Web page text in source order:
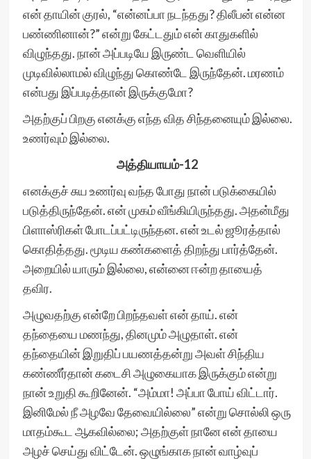
என் தாயின் குரல், “என்னப்பா நடந்தது? திலீபன் என்ன
பண்ணினான்?” என்று கேட்டதும் என் காதுகளில்
விழுந்தது. நான் அப்படியே இருண்ட வெளியில்
முடிவில்லாமல் விழுந்து கொண்டே இருந்தேன். மரணம்
என்பது இப்படித்தான் இருக்குமோ?
அதற்குப் பிறகு எனக்கு எந்த வித சிந்தனையும் இல்லை.
உணர்வும் இல்லை.
அத்தியாயம்-12
எனக்குச் சுய உணர்வு வந்த போது நான் படுக்கையில்
படுத்திருந்தேன். என் முகம் வீங்கியிருந்தது. அதன்மீது
பிளாஸ்ரிகள் போடப்பட்டிருந்தன. என் உடல் ஜூரத்தால்
கொதித்தது. மூடிய கண்களைத் திறந்து பார்த்தேன்.
அறையில் யாரும் இல்லை, என்னை ஈன்ற தாயைத்
தவிர.
அழுவதற்கு என்றே பிறந்தவள் என் தாய். என்
தந்தையை மணந்து, தினமும் அழுதாள். என்
தந்தையின் இறுதிப் பயணத்தன்று அவள் சிந்திய
கண்ணீர்தான் கடைசி அழுகையாக இருக்கும் என்று
நான் உறுதி கூறினேன். “அம்மா! அப்பா போய் விட்டார்.
இனிமேல் நீ அழவே தேவையில்லை” என்று சொல்லி ஒரு
மாதம்கூட ஆகவில்லை; அதற்குள் நானே என் தாயை
அழச் செய்து விட்டேன். ஒழுங்காக நான் வாழ்வுப்